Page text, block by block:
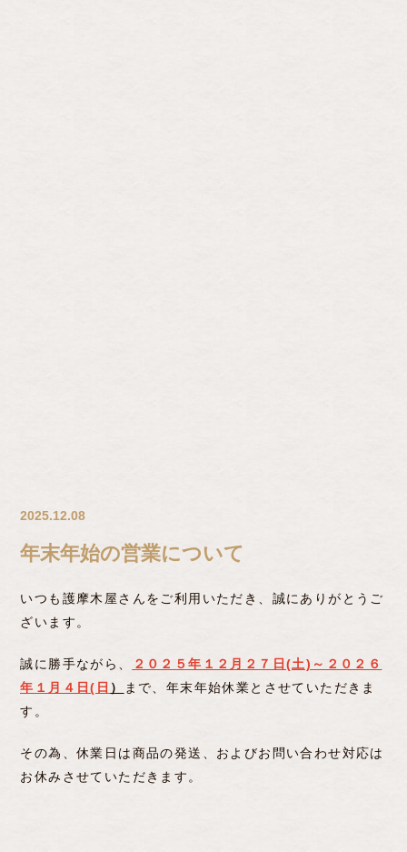
2025.12.08
年末年始の営業について
いつも護摩木屋さんをご利用いただき、誠にありがとうご
ざいます。
誠に勝手ながら、
２０２５年１２月２７日(土)～２０２６
年１月４日(日 ）
まで、年末年始休業とさせていただきま
す。
その為、休業日は商品の発送、およびお問い合わせ対応は
お休みさせていただきます。